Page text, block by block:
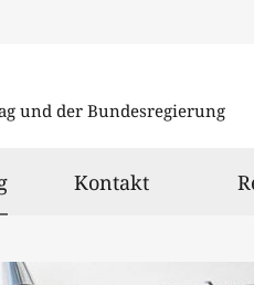
und der Bundesregierung
ausgewählt
Kontakt